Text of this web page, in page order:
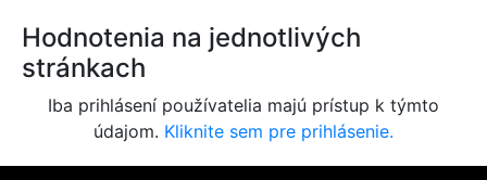
Hodnotenia na jednotlivých
stránkach
Iba prihlásení používatelia majú prístup k týmto
údajom. Kliknite sem pre prihlásenie.